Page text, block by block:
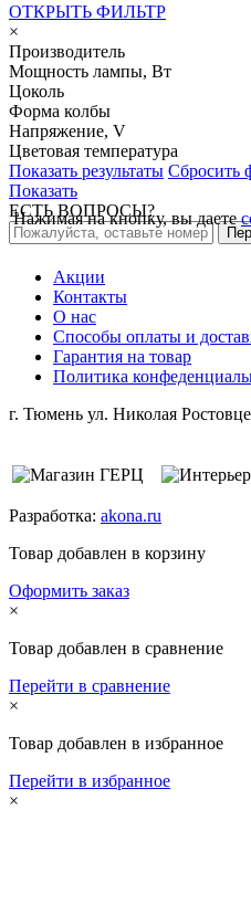
ОТКРЫТЬ ФИЛЬТР
×
Производитель
Мощность лампы, Вт
Цоколь
Форма колбы
Напряжение, V
Цветовая температура
Показать результаты Сбросить
Показать
ЕСТЬ ВОПРОСЫ?
Нажимая на кнопку, вы даете
Акции
Контакты
О нас
Способы оплаты и
Гарантия на товар
Политика
г. Тюмень ул. Николая
Разработка: akona.ru
Товар добавлен в корзину
Оформить заказ
×
Товар добавлен в сравнение
Перейти в сравнение
×
Товар добавлен в избранное
Перейти в избранное
×